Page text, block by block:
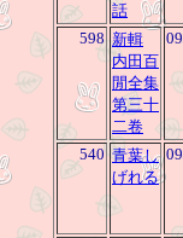
話
598 新輯
内田百
閒全集
第三十
二卷
540 青葉し
げれる